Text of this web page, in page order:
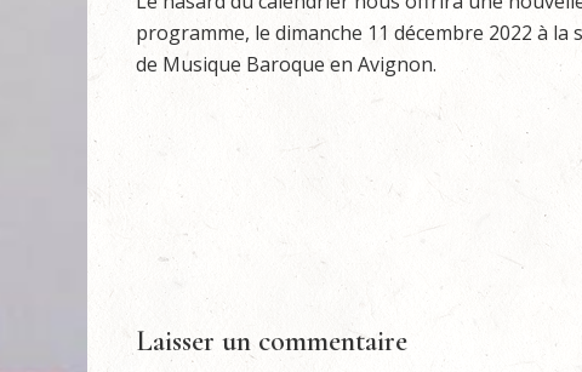
programme, le dimanche 11 décembre 2022 à la
de Musique Baroque en Avignon.
Laisser un commentaire